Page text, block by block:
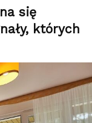
się
których